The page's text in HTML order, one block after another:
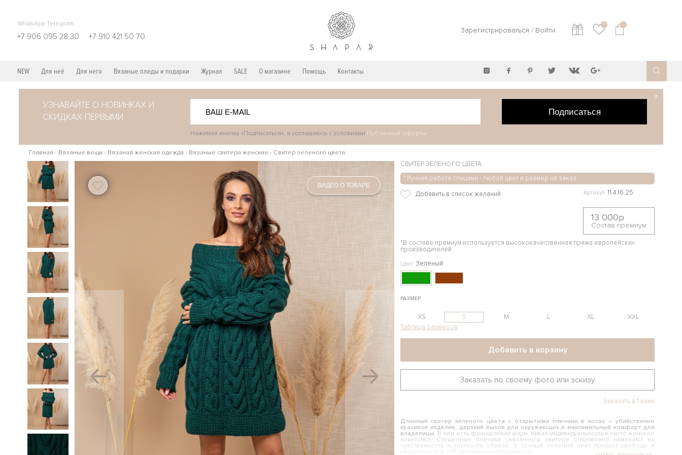
WhatsApp Telegram
+7 906 095 28 30 +7 910 421 50 70
Зарегистрироваться / Войти
0 0
NEW Для неё Для него Вязаные пледы и подарки Журнал SALE О магазине Помощь Контакты
УЗНАВАЙТЕ О НОВИНКАХ И
СКИДКАХ ПЕРВЫМИ
Подписаться
X
Нажимая кнопку «Подписаться», я соглашаюсь с условиями Публичной оферты
Главная - Вязаные вещи - Вязаная женская одежда - Вязаные свитера женские - Свитер зеленого цвета
120 ВИДЕО О ТОВАРЕ
СВИТЕР ЗЕЛЕНОГО ЦВЕТА
* Ручная работа спицами - любой цвет и размер на заказ
Артикул 11.4.16.25
13 000р
Состав премиум
*В составе премиум используется высококачественная пряжа европейских
производителей
Цвет Зелёный
РАЗМЕР
XS S M L XL
XXL
Таблица размеров
Добавить в корзину
Заказать по своему фото или эскизу
Заказать в 1 клик
Длинный свитер зеленого цвета с открытыми плечами в косах – убийственно
красивое изделие, дерзкий вызов для окружающих и максимальный комфорт для
владелицы. В нем есть французский шарм, яркая индивидуальность и чисто женское
кокетство. Спущенные плечики связанного свитера откровенно намекают на
чувственность и хрупкость образа, а сочный зеленый цвет придает свободы и
уверенности в собственной неотразимости.